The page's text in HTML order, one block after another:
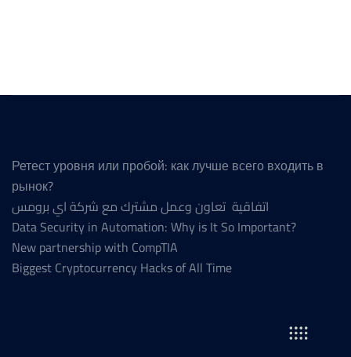
Ретест уровня или пробой: как лучше всего входить в
рынок?
اتفاقية تعاون وعمل مشترك مع شركة اي برومس
Data Security in Automation: Why is It So Important?
New partnership with CompTIA
Biggest Cryptocurrency Hacks of All Time